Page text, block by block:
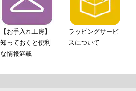
【お手入れ工房】
知っておくと便利
な情報満載
ラッピングサービ
スについて